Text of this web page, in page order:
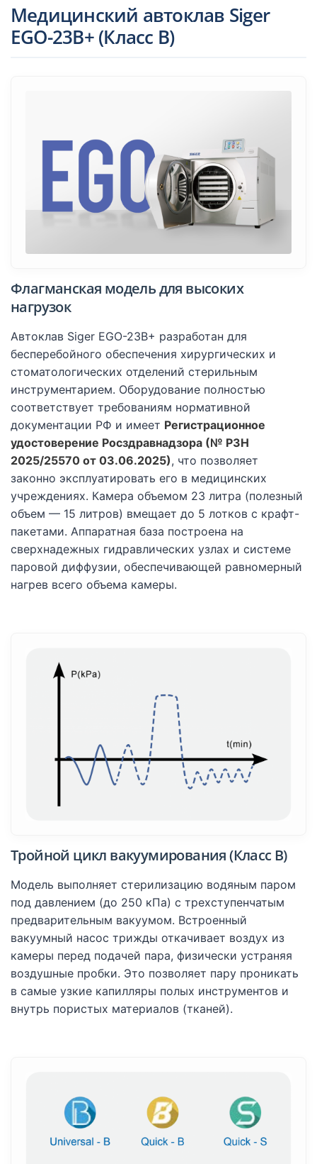
Медицинский автоклав Siger
EGO-23B+ (Класс B)
Флагманская модель для высоких
нагрузок
Автоклав Siger EGO-23B+ разработан для
бесперебойного обеспечения хирургических и
стоматологических отделений стерильным
инструментарием. Оборудование полностью
соответствует требованиям нормативной
документации РФ и имеет Регистрационное
удостоверение Росздравнадзора (№ РЗН
2025/25570 от 03.06.2025), что позволяет
законно эксплуатировать его в медицинских
учреждениях. Камера объемом 23 литра (полезный
объем — 15 литров) вмещает до 5 лотков с крафт-
пакетами. Аппаратная база построена на
сверхнадежных гидравлических узлах и системе
паровой диффузии, обеспечивающей равномерный
нагрев всего объема камеры.
Тройной цикл вакуумирования (Класс B)
Модель выполняет стерилизацию водяным паром
под давлением (до 250 кПа) с трехступенчатым
предварительным вакуумом. Встроенный
вакуумный насос трижды откачивает воздух из
камеры перед подачей пара, физически устраняя
воздушные пробки. Это позволяет пару проникать
в самые узкие капилляры полых инструментов и
внутрь пористых материалов (тканей).